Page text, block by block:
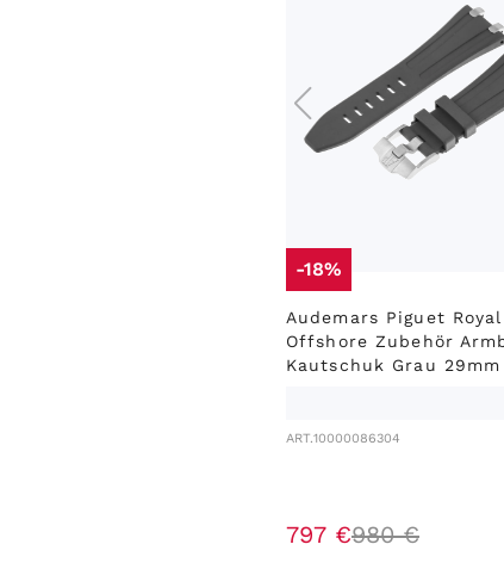
-18%
Audemars Piguet Royal
Offshore Zubehör
Kautschuk Grau 29mm
ART.10000086304
797 €980 €